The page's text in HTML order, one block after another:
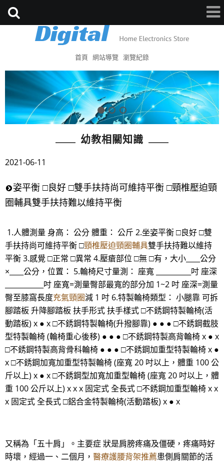
首頁 網站導覽 瀏覽紀錄
幼教相關知識
2021-06-11
姿平衡 □良好 □雙手扶持尚可維持平衡 □頸椎壓迫頸
圈輔具雙手扶持難以維持平衡
1.人體測量 身高： 公分 體重： 公斤 2.坐姿平衡 □良好 □雙
手扶持尚可維持平衡 □頸椎壓迫頸圈輔具雙手扶持難以維持
平衡 3.感覺 □正常 □異常 4.壓瘡部位 □無 □有，大小____公分
×____公分，位置： 5.輪椅尺寸量測： 座寬 __________吋 座深
___________吋 座寬=測量臀部最寬的部分加 1~2 吋 座深=測量
臀至膝窩長度充氣頸圈減 1 吋 6.特製輪椅類型： 小腿靠 可拆
腳踏板 升降腳踏板 扶手形式 扶手樣式 □不銹鋼特製輪椅(活
動踏板) x ● x □不銹鋼特製輪椅(升撥腳靠) ● ● ● □不銹鋼截肢
型特製輪椅 (輪椅重心後移) ● ● ● □不銹鋼特製高背輪椅 x ● x
□不銹鋼特製高背骨科輪椅 ● ● ● □不銹鋼加重型特製輪椅 x ●
x □不銹鋼加寬加重型特製輪椅 (座寬 20 吋以上，體重 100 公
斤以上) x ● x □不銹鋼型加寬加重型輪椅 (座寬 20 吋以上，體
重 100 公斤以上) x x x 固定式 全長式 □不銹鋼加重型輪椅 x x
x 固定式 全長式 □鋁合金特製輪椅(活動踏板) x ● x
又稱為「五十肩」。主要症 狀是肩膀疼痛及僵硬，疼痛時好
時壞，經過一、二個月， 醫療護腰背架推薦患側肩關節的活